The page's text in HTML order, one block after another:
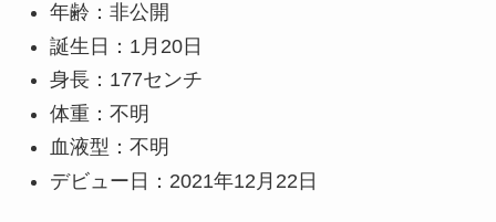
年齢：非公開
誕生日：1月20日
身長：177センチ
体重：不明
血液型：不明
デビュー日：2021年12月22日